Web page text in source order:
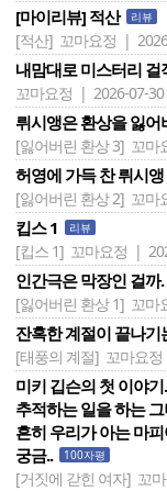
[마이리뷰] 적산 리뷰
[적산] 꼬마요정 |
내맘대로 미스터리 걸
꼬마요정 | 2026-07-30
뤼시앵은 환상을 잃
[잃어버린 환상 3] 꼬마
허영에 가득 찬 뤼시앵
[잃어버린 환상 2] 꼬마
킵스 1 리뷰
[킵스 1] 꼬마요정 |
인간극은 막장인 걸까.
[잃어버린 환상 1] 꼬마
잔혹한 계절이 끝나기
[태풍의 계절] 꼬마요
미키 깁슨의 첫 이야
추적하는 일을 하는
흔히 우리가 아는 마
궁금..
100자평
[거짓에 갇힌 여자] 꼬